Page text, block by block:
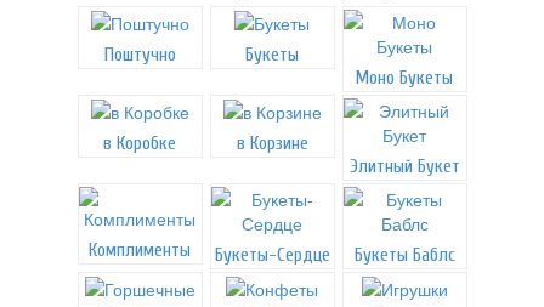
Поштучно
Букеты
Моно Букеты
в Коробке
в Корзине
Элитный Букет
Комплименты Букеты-Сердце Букеты Баблс